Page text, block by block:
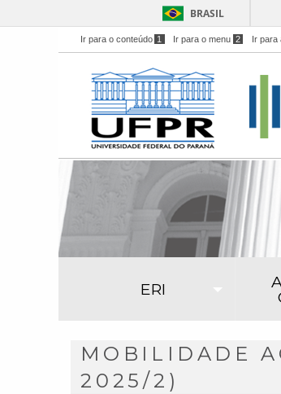
BRASIL
Ir para o conteúdo 1 Ir para o menu 2 Ir para
ERI
MOBILIDADE
2025/2)